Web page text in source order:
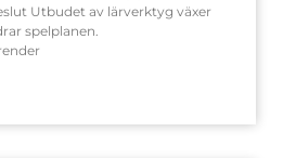
Utbudet av lärverktyg växer
spelplanen.